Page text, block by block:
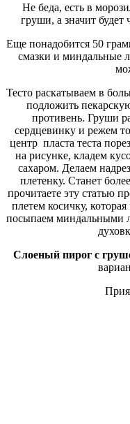
Не беда, есть в
груши, а значит будет
Еще понадобится 50
смазки и миндальные
Тесто раскатываем в
подложить
противень. Груши
сердцевинку и режем
центр пласта теста
на рисунке, кладем
сахаром. Делаем
плетенку. Станет
прочитаете эту статью
плетем косичку,
посыпаем миндальными
Слоеный пирог с